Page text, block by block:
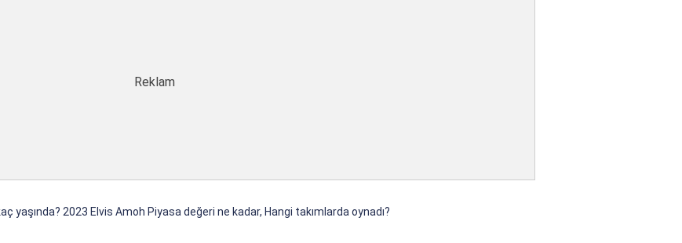
yaşında? 2023 Elvis Amoh Piyasa değeri ne kadar, Hangi takımlarda oynadı?